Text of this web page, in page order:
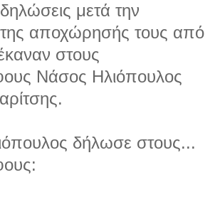
μετά την
αποχώρησής τους από
στους
Νάσος Ηλιόπουλος
δήλωσε στους...